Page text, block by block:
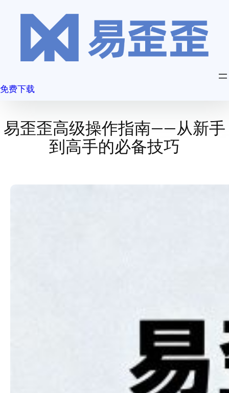
免费下载
易歪歪高级操作指南——从新手
到高手的必备技巧